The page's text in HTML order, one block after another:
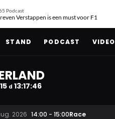
Podcast
Verstappen is een must voor F1
STAND PODCAST VIDEO
15 d 13:17:45
2026 14:00 - 15:00Race